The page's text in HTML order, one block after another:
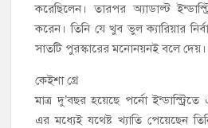
করেছিলেন। তারপর অ্যাডাল্ট
করেন। তিনি যে খুব ভুল ক্যারিয়ার
সাতটি পুরস্কারের মনোনয়নই বলে দেয়।
কেইশা গ্রে
মাত্র দু’বছর হয়েছে পর্নো
এর মধ্যেই যথেষ্ট খ্যাতি পেয়েছেন